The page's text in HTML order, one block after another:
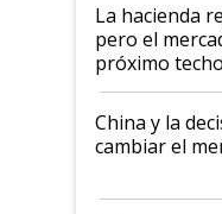
La hacienda
pero el
próximo techo
China y la
cambiar el